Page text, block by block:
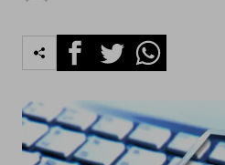
FacebookTwitterWhatsapp